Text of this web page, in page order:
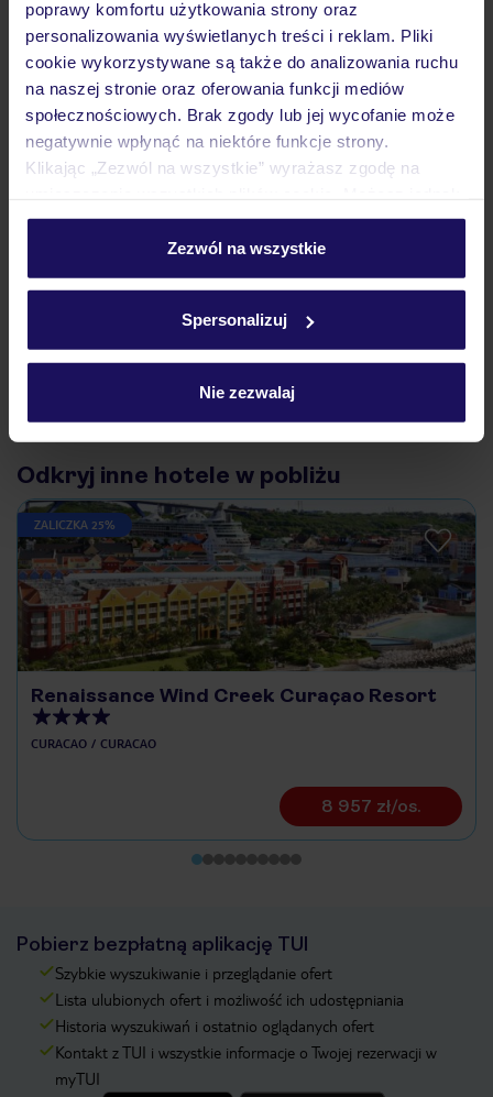
poprawy komfortu użytkowania strony oraz
personalizowania wyświetlanych treści i reklam. Pliki
cookie wykorzystywane są także do analizowania ruchu
na naszej stronie oraz oferowania funkcji mediów
społecznościowych. Brak zgody lub jej wycofanie może
negatywnie wpłynąć na niektóre funkcje strony.
Klikając „Zezwól na wszystkie” wyrażasz zgodę na
personalizować swój wybór wchodząc w zakładkę
Szczegółowe informacje o plikach cookie znajdziesz
Zezwól na wszystkie
Spersonalizuj
Nie zezwalaj
Atrakcje
Ważne informacje
Często zadawane pytania
Jak zmienić uczestników/osobę zgłaszającą?
Czy w Hotelu będzie przedstawiciel TUI?
pokładowe/bilety lotnicze?
Zobacz więcej
Odkryj inne hotele w pobliżu
ZALICZKA 25%
Renaissance Wind Creek Curaçao Resort
CURACAO CURACAO
8 957 zł/os.
Pobierz bezpłatną aplikację TUI
Szybkie wyszukiwanie i przeglądanie ofert
Lista ulubionych ofert i możliwość ich udostępniania
Historia wyszukiwań i ostatnio oglądanych ofert
Kontakt z TUI i wszystkie informacje o Twojej rezerwacji w
myTUI